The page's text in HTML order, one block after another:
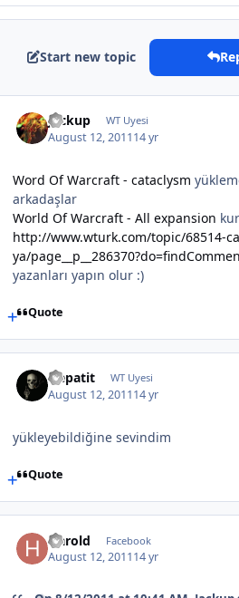
Start new topic
Jackup WT Uyesi
August 12, 201114 yr
Word Of Warcraft - cataclysm
arkadaşlar
World Of Warcraft - All expansion
http://www.wturk.com/topic/68514-
ya/
yazanları yapın olur :)
Quote
Hepatit WT Uyesi
August 12, 201114 yr
yükleyebildiğine sevindim
Quote
Harold Facebook
August 12, 201114 yr